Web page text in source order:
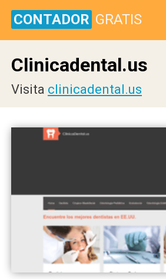
CONTADOR GRATIS
Clinicadental.us
Visita clinicadental.us